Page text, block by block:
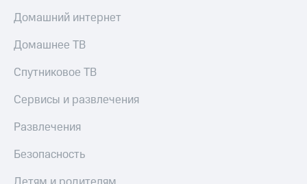
Все
Домашний интернет
Домашнее ТВ
Спутниковое ТВ
Сервисы и развлечения
Развлечения
Безопасность